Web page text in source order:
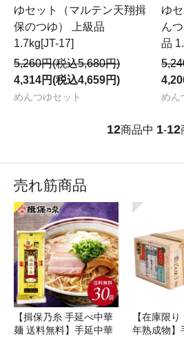
ゆセット（マルテン天翔揖
保のつゆ） 上級品
1.7kg[JT-17]
5,260円(税込5,680円)
4,314円(税込4,659円)
めんつゆセット
ゆ
ん
品
めん
12商品中 1-12
売れ筋商品
【揖保乃糸 手延べ中華
麺 送料無料】手延中華
【在庫限
年熟成物】